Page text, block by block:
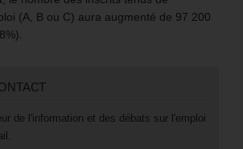
(A, B ou C) aura augmenté de 97 200
de l'information et des débats sur l'emploi